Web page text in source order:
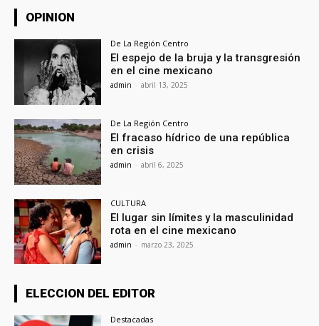
OPINION
De La Región Centro
El espejo de la bruja y la transgresión
en el cine mexicano
admin - abril 13, 2025
De La Región Centro
El fracaso hídrico de una república
en crisis
admin - abril 6, 2025
CULTURA
El lugar sin límites y la masculinidad
rota en el cine mexicano
admin - marzo 23, 2025
ELECCION DEL EDITOR
Destacadas